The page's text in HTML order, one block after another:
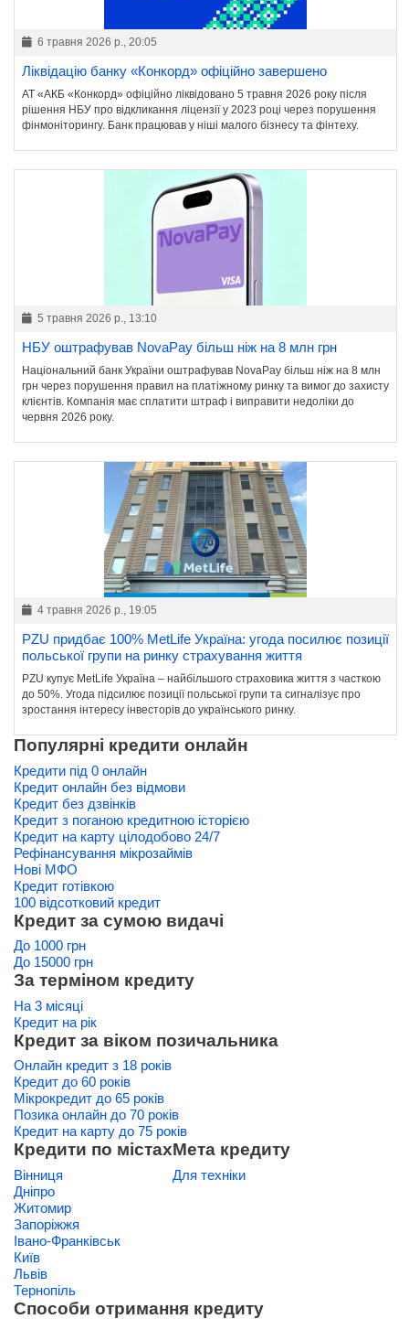
6 травня 2026 р., 20:05
Ліквідацію банку «Конкорд» офіційно завершено
АТ «АКБ «Конкорд» офіційно ліквідовано 5 травня 2026 року після
рішення НБУ про відкликання ліцензії у 2023 році через порушення
фінмоніторингу. Банк працював у ніші малого бізнесу та фінтеху.
5 травня 2026 р., 13:10
НБУ оштрафував NovaPay більш ніж на 8 млн грн
Національний банк України оштрафував NovaPay більш ніж на 8 млн
грн через порушення правил на платіжному ринку та вимог до захисту
клієнтів. Компанія має сплатити штраф і виправити недоліки до
червня 2026 року.
4 травня 2026 р., 19:05
PZU придбає 100% MetLife Україна: угода посилює позиції
польської групи на ринку страхування життя
PZU купує MetLife Україна – найбільшого страховика життя з часткою
до 50%. Угода підсилює позиції польської групи та сигналізує про
зростання інтересу інвесторів до українського ринку.
Популярні кредити онлайн
Кредити під 0 онлайн
Кредит онлайн без відмови
Кредит без дзвінків
Кредит з поганою кредитною історією
Кредит на карту цілодобово 24/7
Рефінансування мікрозаймів
Нові МФО
Кредит готівкою
100 відсотковий кредит
Кредит за сумою видачі
До 1000 грн
До 15000 грн
За терміном кредиту
На 3 місяці
Кредит на рік
Кредит за віком позичальника
Онлайн кредит з 18 років
Кредит до 60 років
Мікрокредит до 65 років
Позика онлайн до 70 років
Кредит на карту до 75 років
Кредити по містах
Вінниця
Дніпро
Житомир
Запоріжжя
Івано-Франківськ
Київ
Львів
Тернопіль
Мета кредиту
Для техніки
Способи отримання кредиту